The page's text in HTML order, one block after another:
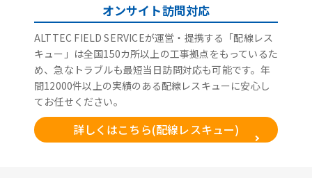
オンサイト訪問対応
ALTTEC FIELD SERVICEが運営・提携する「配線レス
キュー」は全国150カ所以上の工事拠点をもっているた
め、急なトラブルも最短当日訪問対応も可能です。年
間12000件以上の実績のある配線レスキューに安心し
てお任せください。
詳しくはこちら(配線レスキュー)